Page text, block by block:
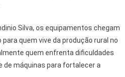
Silva, os equipamentos chegam
quem vive da produção rural no
quem enfrenta dificuldades
de máquinas para fortalecer a